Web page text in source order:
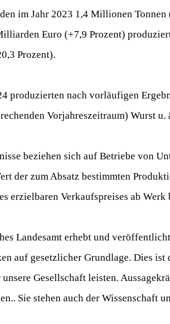
im Jahr 2023 1,4 Millionen
Euro (+7,9 Prozent)
Prozent).
produzierten nach vorläufigen
Vorjahreszeitraum) Wurst
beziehen sich auf Betriebe von
der zum Absatz bestimmten
erzielbaren Verkaufspreises ab
Landesamt erhebt und
auf gesetzlicher Grundlage. Dies
Gesellschaft leisten.
Sie stehen auch der